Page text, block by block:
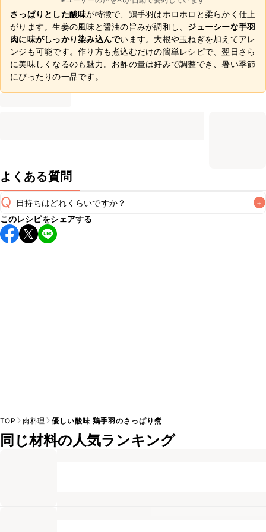
さっぱりとした酸味が特徴で、鶏手羽はホロホロと柔らかく仕上
がります。生姜の風味と醤油の旨みが調和し、 ジューシーな手羽
肉に味がしっかり染み込んでいます。大根や玉ねぎを加えてアレ
ンジも可能です。作り方も煮込むだけの簡単レシピで、翌日さら
に美味しくなるのも魅力。お酢の量は好みで調整でき、暑い季節
にぴったりの一品です。
よくある質問
Q 日持ちはどれくらいですか？ +
保存期間は冷蔵で翌日中が目安です。なるべくお早めにお召
し上がりください。
このレシピをシェアする
TOP 肉料理 優しい酸味 鶏手羽のさっぱり煮
同じ材料の人気ランキング